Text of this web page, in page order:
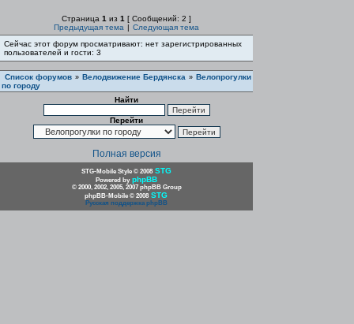
Страница 1 из 1 [ Сообщений: 2 ]
Предыдущая тема | Следующая тема
Сейчас этот форум просматривают: нет зарегистрированных
пользователей и гости: 3
Список форумов » Велодвижение Бердянска » Велопрогулки
по городу
Найти
Перейти
Полная версия
STG-Mobile Style © 2008 STG
Powered by phpBB
© 2000, 2002, 2005, 2007 phpBB Group
phpBB-Mobile © 2008 STG
Русская поддержка phpBB